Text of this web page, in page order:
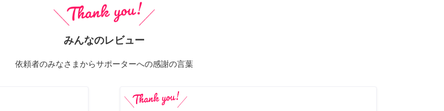
みんなのレビュー
依頼者のみなさまからサポーターへの感謝の言葉